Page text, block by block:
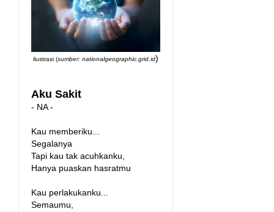
ilustrasi (sumber: nationalgeographic.grid.id)
Aku Sakit
- NA -
Kau memberiku...
Segalanya
Tapi kau tak acuhkanku,
Hanya puaskan hasratmu
Kau perlakukanku...
Semaumu,